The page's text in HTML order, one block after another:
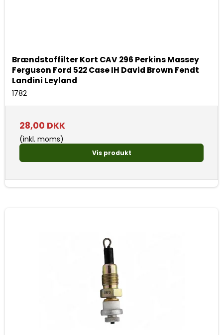
Brændstoffilter Kort CAV 296 Perkins Massey
Ferguson Ford 522 Case IH David Brown Fendt
Landini Leyland
1782
28,00 DKK
(inkl. moms)
Vis produkt